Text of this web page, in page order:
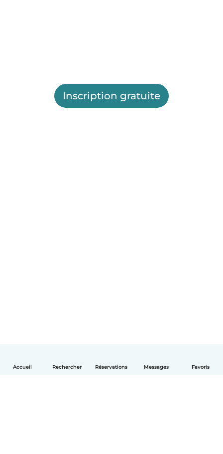
Accueil Rechercher Réservations Messages Favoris
Inscription gratuite